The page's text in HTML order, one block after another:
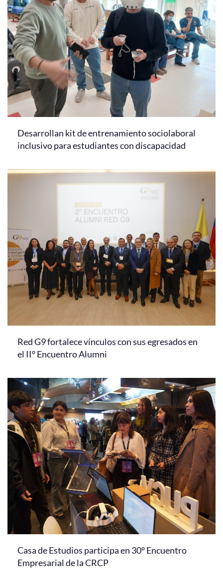
Desarrollan kit de entrenamiento sociolaboral
inclusivo para estudiantes con discapacidad
Red G9 fortalece vínculos con sus egresados en
el II° Encuentro Alumni
Casa de Estudios participa en 30° Encuentro
Empresarial de la CRCP